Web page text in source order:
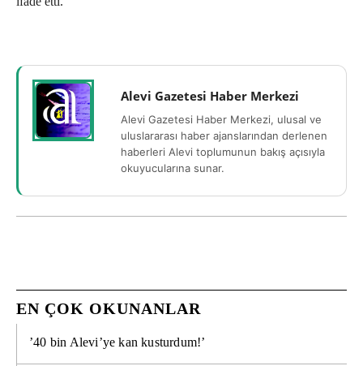
Alevi Gazetesi Haber Merkezi
Alevi Gazetesi Haber Merkezi, ulusal ve
uluslararası haber ajanslarından derlenen
haberleri Alevi toplumunun bakış açısıyla
okuyucularına sunar.
EN ÇOK OKUNANLAR
’40 bin Alevi’ye kan kusturdum!’